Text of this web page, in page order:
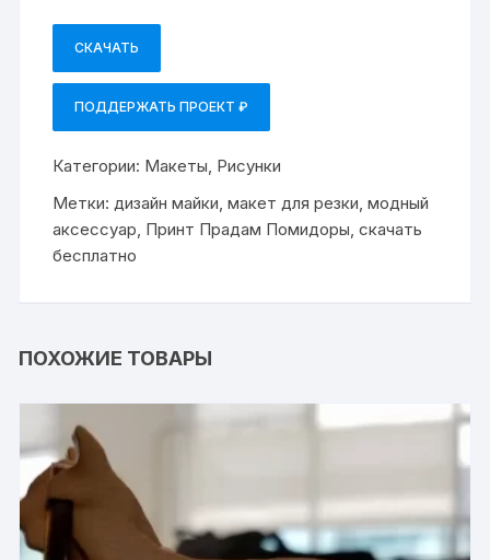
СКАЧАТЬ
ПОДДЕРЖАТЬ ПРОЕКТ ₽
Категории: Макеты Рисунки
Метки: дизайн майки ,макет для резки ,модный
аксессуар Принт Прадам Помидоры ,скачать
бесплатно
ПОХОЖИЕ ТОВАРЫ